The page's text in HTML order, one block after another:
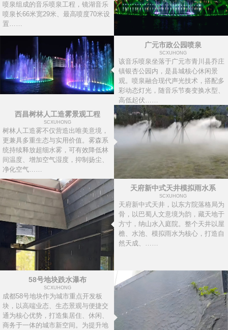
喷泉组成的音乐喷泉工程，镜湖音乐
喷泉长66米宽29米、最高喷度70米设
置……
广元市政公园喷泉
SCXUHONG
该音乐喷泉坐落于广元市青川县乔庄
镇银杏公园内，是县城核心休闲景
观。喷泉融合现代声光技术，搭配多
彩动态灯光，随音乐节奏变换水型、
高低起伏……
西昌树林人工造雾景观工程
SCXUHONG
树林人工造雾不仅营造出唯美意境，
更兼具多重生态与实用价值。雾森系
统持续释放超细水雾，可有效降低林
间温度、增加空气湿度，抑制扬尘、
净化空气……
天府新中式天井模拟雨水系
SCXUHONG
天府新中式天井，以东方院落格局为
骨，以巴蜀人文意境为韵，藏天地于
方寸，纳山水入庭院。整个天井以屋
檐、水池、模拟雨水为核心，打造自
然天成、……
58号地块跌水瀑布
SCXUHONG
成都58号地块作为城市重点开发板
块，以高端业态、生态景观与便捷交
通为核心优势，打造集居住、休闲、
商务于一体的城市新空间。为提升地